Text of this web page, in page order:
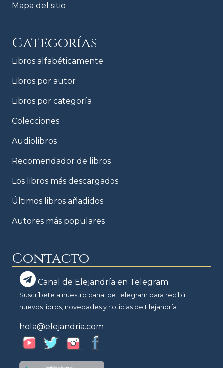
Mapa del sitio
Categorías
Libros alfabéticamente
Libros por autor
Libros por categoría
Colecciones
Audiolibros
Recomendador de libros
Los libros más descargados
Últimos libros añadidos
Autores más populares
Contacto
Canal de Elejandría en Telegram
Suscríbete a nuestro canal de Telegram para recibir
nuevos libros, novedades y noticias de Elejandría
hola@elejandria.com